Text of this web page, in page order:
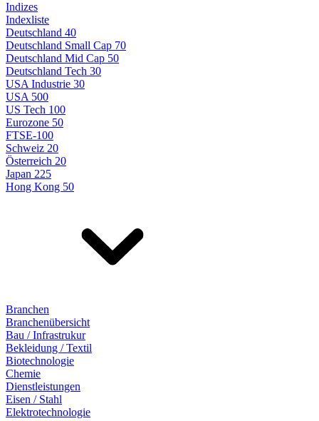
Indizes
Indexliste
Deutschland 40
Deutschland Small Cap 70
Deutschland Mid Cap 50
Deutschland Tech 30
USA Industrie 30
USA 500
US Tech 100
Eurozone 50
FTSE-100
Schweiz 20
Österreich 20
Japan 225
Hong Kong 50
Branchen
Branchenübersicht
Bau / Infrastrukur
Bekleidung / Textil
Biotechnologie
Chemie
Dienstleistungen
Eisen / Stahl
Elektrotechnologie